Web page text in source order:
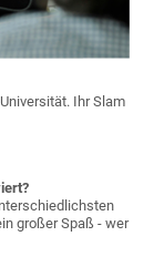
Ihr Slam
großer Spaß - wer